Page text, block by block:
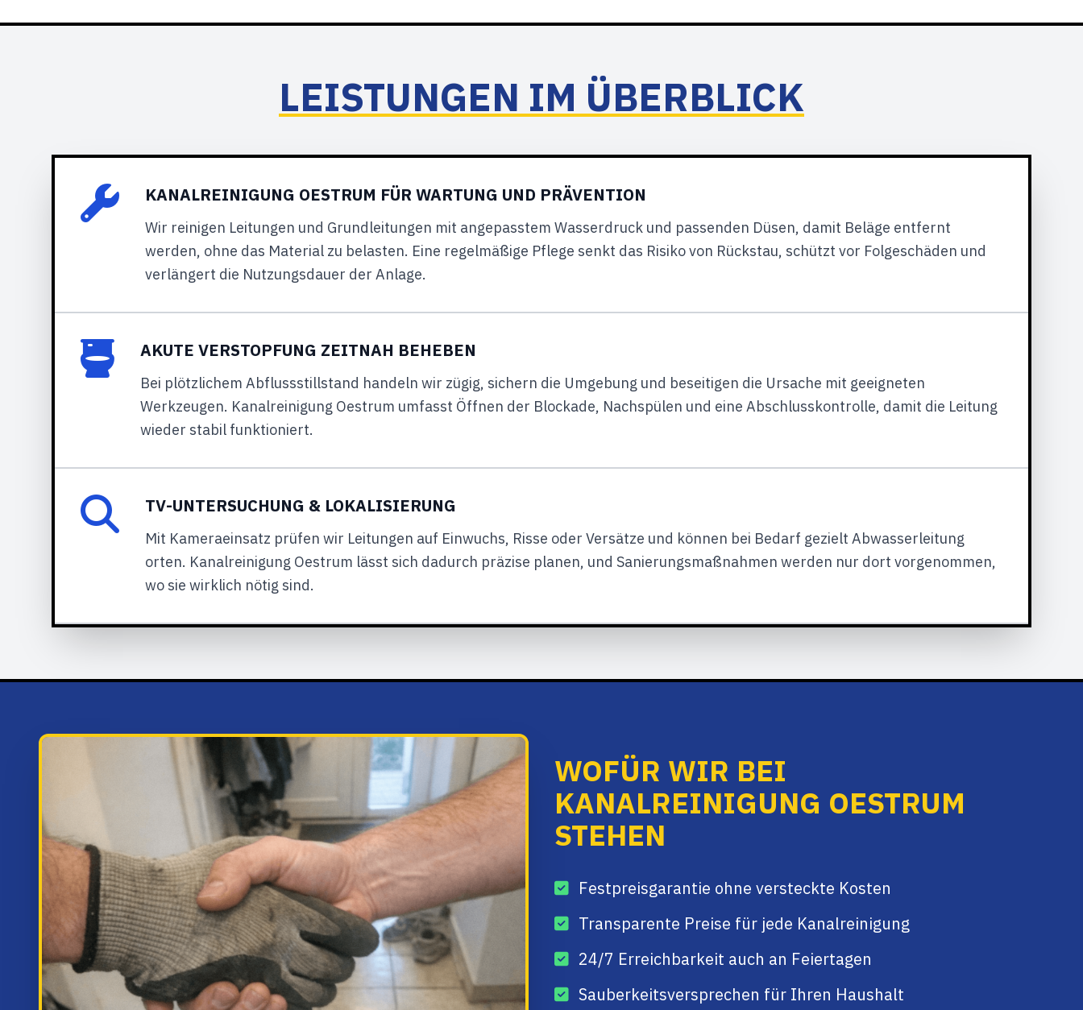
LEISTUNGEN IM ÜBERBLICK
KANALREINIGUNG OESTRUM FÜR WARTUNG UND PRÄVENTION
Wir reinigen Leitungen und Grundleitungen mit angepasstem Wasserdruck und passenden Düsen, damit Beläge entfernt
werden, ohne das Material zu belasten. Eine regelmäßige Pflege senkt das Risiko von Rückstau, schützt vor Folgeschäden und
verlängert die Nutzungsdauer der Anlage.
AKUTE VERSTOPFUNG ZEITNAH BEHEBEN
Bei plötzlichem Abflussstillstand handeln wir zügig, sichern die Umgebung und beseitigen die Ursache mit geeigneten
Werkzeugen. Kanalreinigung Oestrum umfasst Öffnen der Blockade, Nachspülen und eine Abschlusskontrolle, damit die Leitung
wieder stabil funktioniert.
TV-UNTERSUCHUNG & LOKALISIERUNG
Mit Kameraeinsatz prüfen wir Leitungen auf Einwuchs, Risse oder Versätze und können bei Bedarf gezielt Abwasserleitung
orten. Kanalreinigung Oestrum lässt sich dadurch präzise planen, und Sanierungsmaßnahmen werden nur dort vorgenommen,
wo sie wirklich nötig sind.
WOFÜR WIR BEI
KANALREINIGUNG OESTRUM
STEHEN
Festpreisgarantie ohne versteckte Kosten
Transparente Preise für jede Kanalreinigung
24/7 Erreichbarkeit auch an Feiertagen
Sauberkeitsversprechen für Ihren Haushalt